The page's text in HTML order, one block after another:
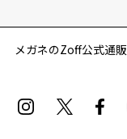
メガネのZoff公式通販